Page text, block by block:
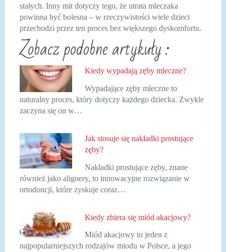
stałych. Inny mit dotyczy tego, że utrata mleczaka
powinna być bolesna – w rzeczywistości wiele dzieci
przechodzi przez ten proces bez większego dyskomfortu.
Zobacz podobne artykuły :
Kiedy wypadają zęby mleczne?
Wypadające zęby mleczne to
naturalny proces, który dotyczy każdego dziecka. Zwykle
zaczyna się on w…
Jak stosuje się nakładki prostujące
zęby?
Nakładki prostujące zęby, znane
również jako alignery, to innowacyjne rozwiązanie w
ortodoncji, które zyskuje coraz…
Kiedy zbiera się miód akacjowy?
Miód akacjowy to jeden z
najpopularniejszych rodzajów miodu w Polsce, a jego